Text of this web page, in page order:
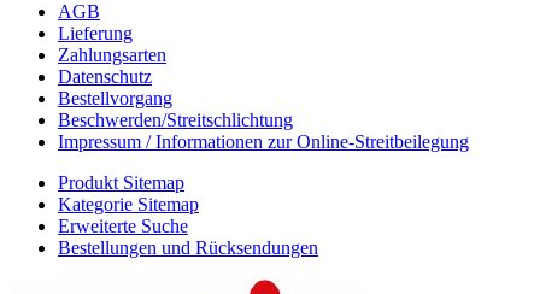
AGB
Lieferung
Zahlungsarten
Datenschutz
Bestellvorgang
Beschwerden/Streitschlichtung
Impressum / Informationen zur Online-Streitbeilegung
Produkt Sitemap
Kategorie Sitemap
Erweiterte Suche
Bestellungen und Rücksendungen